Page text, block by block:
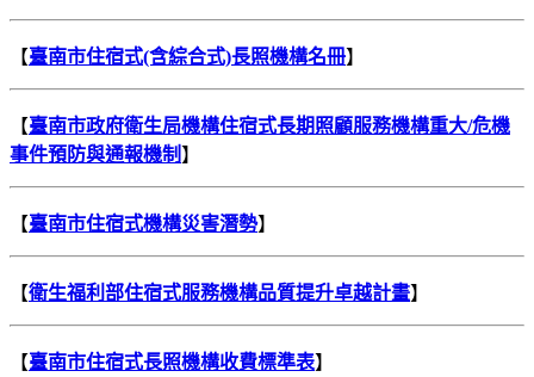
【臺南市住宿式(含綜合式)長照機構名冊】
【臺南市政府衛生局機構住宿式長期照顧服務機構重大/危機
事件預防與通報機制 】
【臺南市住宿式機構災害潛勢】
【衛生福利部住宿式服務機構品質提升卓越計畫】
【臺南市住宿式長照機構收費標準表】